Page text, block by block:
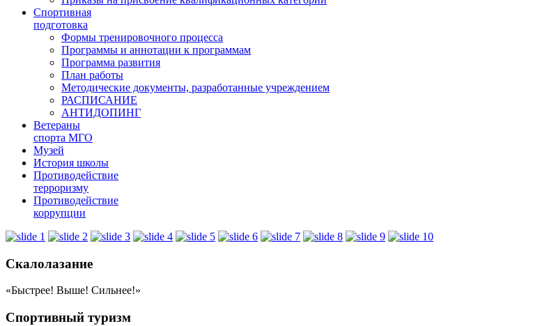
Спортивная
подготовка
Формы тренировочного процесса
Программы и аннотации к программам
Программа развития
План работы
Методические документы, разработанные учреждением
РАСПИСАНИЕ
АНТИДОПИНГ
Ветераны
спорта МГО
Музей
История школы
Противодействие
терроризму
Противодействие
коррупции
Скалолазание
«Быстрее! Выше! Сильнее!»
Спортивный туризм